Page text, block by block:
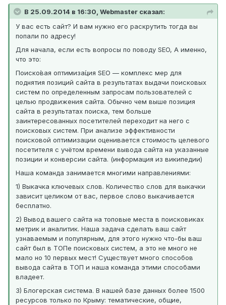
В 25.09.2014 в 16:30, Webmaster сказал:
У вас есть сайт? И вам нужно его раскрутить тогда вы
попали по адресу!
Для начала, если есть вопросы по поводу SEO, А именно,
что это:
Поиско́вая оптимиза́ция SEO — комплекс мер для
поднятия позиций сайта в результатах выдачи поисковых
систем по определенным запросам пользователей с
целью продвижения сайта. Обычно чем выше позиция
сайта в результатах поиска, тем больше
заинтересованных посетителей переходит на него с
поисковых систем. При анализе эффективности
поисковой оптимизации оценивается стоимость целевого
посетителя с учётом времени вывода сайта на указанные
позиции и конверсии сайта. (информация из википедии)
Наша команда занимается многими направлениями:
1) Выкачка ключевых слов. Количество слов для выкачки
зависит целиком от вас, первое слово выкачивается
бесплатно.
2) Вывод вашего сайта на топовые места в поисковиках
метрик и аналитик. Наша задача сделать ваш сайт
узнаваемым и популярным, для этого нужно что-бы ваш
сайт был в ТОПе поисковых систем, а это не много не
мало но 10 первых мест! Существует много способов
вывода сайта в ТОП и наша команда этими способами
владеет.
3) Блогерская система. В нашей базе данных более 1500
ресурсов только по Крыму: тематические, общие,